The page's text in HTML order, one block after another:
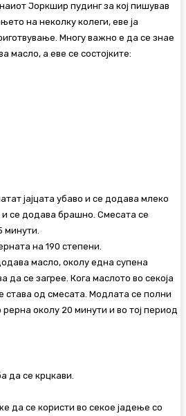
Јоркшир пудинг за кој пишував
на неколку колеги, еве ја
Многу важно е да се знае
масло, а еве се состојките:
јајцата убаво и се додава млеко
се додава брашно. Смесата се
минути.
на 190 степени.
масло, околу една супена
да се загрее. Кога маслото во секоја
става од смесата. Модлата се полни
околу 20 минути и во тој период
да се крцкави.
да се користи во секое јадење со